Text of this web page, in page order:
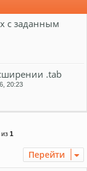
с заданным
.tab
20:23
1
Перейти